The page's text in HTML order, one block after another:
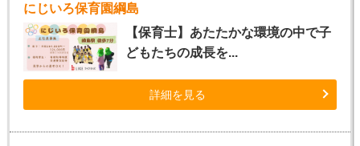
にじいろ保育園綱島
【保育士】あたたかな環境の中で子
どもたちの成長を...
詳細を見る